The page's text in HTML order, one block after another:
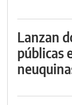
Lanzan
públicas